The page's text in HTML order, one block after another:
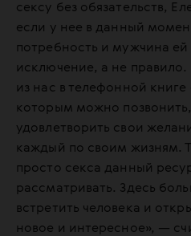
сексу без обязательств,
если у нее в данный
потребность и мужчина
исключение, а не
из нас в телефонной
которым можно позвонить,
удовлетворить свои
каждый по своим жизням.
просто секса данный
рассматривать. Здесь
встретить человека и
новое и интересное», —